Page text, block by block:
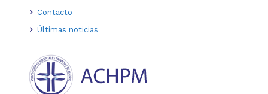
Contacto
Últimas noticias